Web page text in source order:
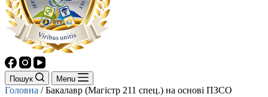
Пошук Menu
Головна /Бакалавр (Магістр 211 спец.) на основі ПЗСО